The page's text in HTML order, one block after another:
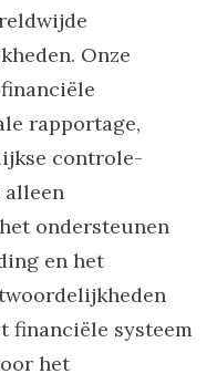
Onze
rapportage,
controle-
alleen
ondersteunen
en het
financiële systeem
het